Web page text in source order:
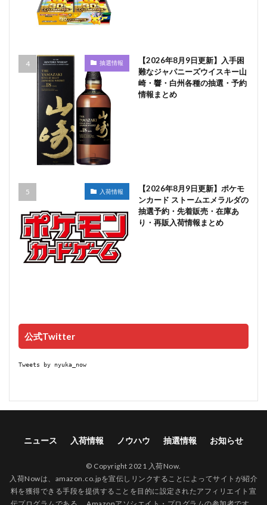
抽選情報
【2026年8月9日更新】入手困
難なジャパニーズウイスキー山
崎・響・白州各種の抽選・予約
情報まとめ
入荷情報
【2026年8月9日更新】ポケモ
ンカード ストームエメラルダの
抽選予約・先着販売・在庫あ
り・再販入荷情報まとめ
公式Twitter
Tweets by nyuka_now
ニュース 入荷情報 ノウハウ 抽選情報 お知らせ
© Copyright 2021 入荷Now.
入荷Nowは、amazon.co.jpを宣伝しリンクすることによってサイトが紹介
料を獲得できる手段を提供することを目的に設定されたアフィリエイト宣
伝プログラムである、 Amazonアソシエイト・プログラムの参加者です。